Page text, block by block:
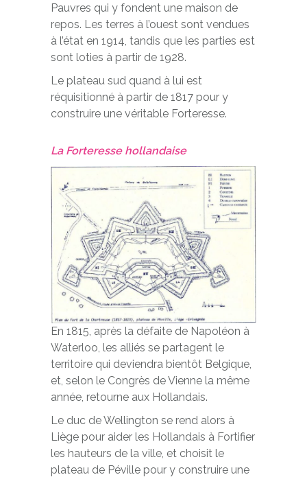
Pauvres qui y fondent une maison de
repos. Les terres à l’ouest sont vendues
à l’état en 1914, tandis que les parties est
sont loties à partir de 1928.
Le plateau sud quand à lui est
réquisitionné à partir de 1817 pour y
construire une véritable Forteresse.
La Forteresse hollandaise
En 1815, après la défaite de Napoléon à
Waterloo, les alliés se partagent le
territoire qui deviendra bientôt Belgique,
et, selon le Congrès de Vienne la même
année, retourne aux Hollandais.
Le duc de Wellington se rend alors à
Liège pour aider les Hollandais à Fortifier
les hauteurs de la ville, et choisit le
plateau de Péville pour y construire une